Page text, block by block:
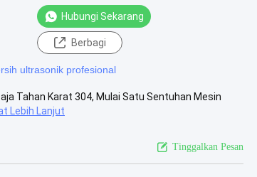
Hubungi Sekarang
Berbagi
ultrasonik profesional
Tahan Karat 304, Mulai Satu Sentuhan Mesin
Lebih Lanjut
Tinggalkan Pesan